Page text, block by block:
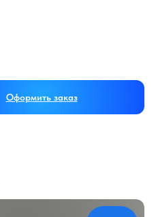
Оформить заказ